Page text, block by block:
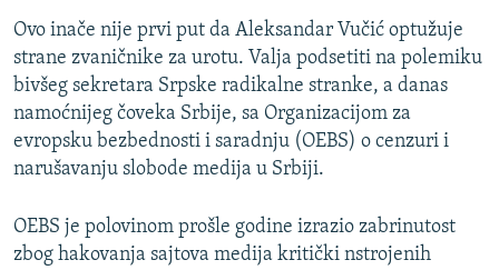
Ovo inače nije prvi put da Aleksandar Vučić optužuje
strane zvaničnike za urotu. Valja podsetiti na polemiku
bivšeg sekretara Srpske radikalne stranke, a danas
namoćnijeg čoveka Srbije, sa Organizacijom za
evropsku bezbednosti i saradnju (OEBS) o cenzuri i
narušavanju slobode medija u Srbiji.
OEBS je polovinom prošle godine izrazio zabrinutost
zbog hakovanja sajtova medija kritički nstrojenih